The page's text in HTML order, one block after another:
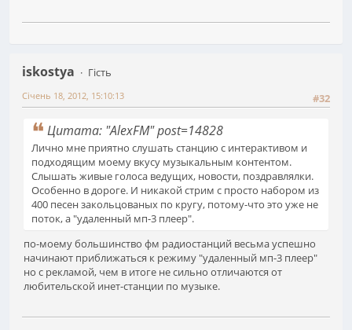
iskostya
Гість
#32
Січень 18, 2012, 15:10:13
Цитата: "AlexFM" post=14828
Лично мне приятно слушать станцию с интерактивом и
подходящим моему вкусу музыкальным контентом.
Слышать живые голоса ведущих, новости, поздравлялки.
Особенно в дороге. И никакой стрим с просто набором из
400 песен закольцованых по кругу, потому-что это уже не
поток, а "удаленный мп-3 плеер".
по-моему большинство фм радиостанций весьма успешно
начинают приближаться к режиму "удаленный мп-3 плеер"
но с рекламой, чем в итоге не сильно отличаются от
любительской инет-станции по музыке.